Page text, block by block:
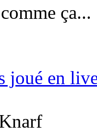
ça...
joué en